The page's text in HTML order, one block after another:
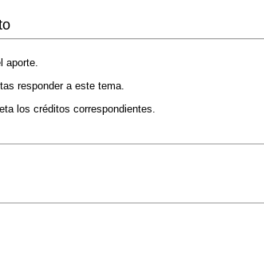
aporte.
responder a este tema.
los créditos correspondientes.